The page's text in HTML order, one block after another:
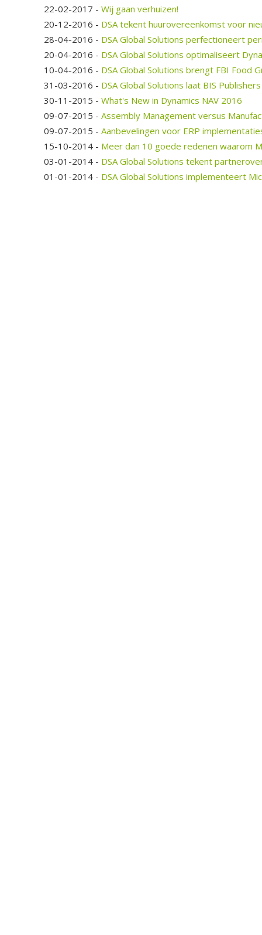
22-02-2017 - Wij gaan verhuizen!
20-12-2016 - DSA tekent huurovereenkomst voor
28-04-2016 - DSA Global Solutions perfectioneert
20-04-2016 - DSA Global Solutions optimaliseert
10-04-2016 - DSA Global Solutions brengt FBI Food
31-03-2016 - DSA Global Solutions laat BIS
30-11-2015 - What's New in Dynamics NAV 2016
09-07-2015 - Assembly Management versus
09-07-2015 - Aanbevelingen voor ERP
15-10-2014 - Meer dan 10 goede redenen waarom
03-01-2014 - DSA Global Solutions tekent
01-01-2014 - DSA Global Solutions implementeert